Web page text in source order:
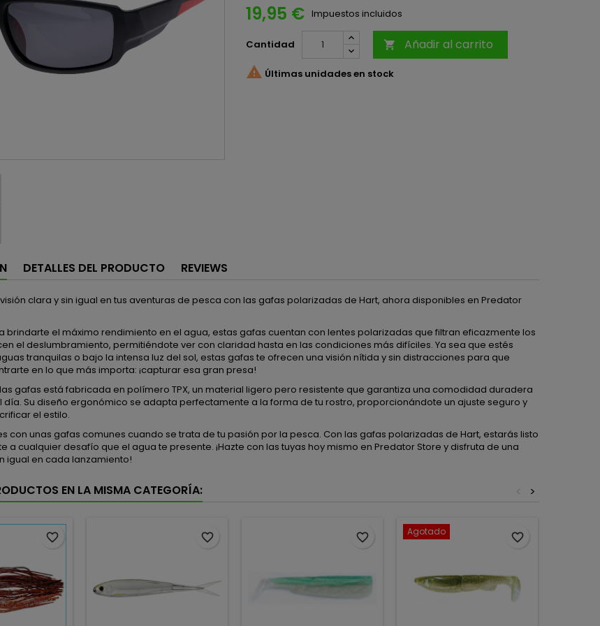
19,95 € Impuestos incluidos
Cantidad  Añadir al carrito
 Últimas unidades en stock
DETALLES DEL PRODUCTO REVIEWS
clara y sin igual en tus aventuras de pesca con las gafas polarizadas de Hart, ahora disponibles en Predator
brindarte el máximo rendimiento en el agua, estas gafas cuentan con lentes polarizadas que filtran eficazmente los
el deslumbramiento, permitiéndote ver con claridad hasta en las condiciones más difíciles. Ya sea que estés
tranquilas o bajo la intensa luz del sol, estas gafas te ofrecen una visión nítida y sin distracciones para que
en lo que más importa: ¡capturar esa gran presa!
gafas está fabricada en polímero TPX, un material ligero pero resistente que garantiza una comodidad duradera
día. Su diseño ergonómico se adapta perfectamente a la forma de tu rostro, proporcionándote un ajuste seguro y
el estilo.
con unas gafas comunes cuando se trata de tu pasión por la pesca. Con las gafas polarizadas de Hart, estarás listo
a cualquier desafío que el agua te presente. ¡Hazte con las tuyas hoy mismo en Predator Store y disfruta de una
igual en cada lanzamiento!
EN LA MISMA CATEGORÍA: >
<
favorite_border favorite_border favorite_border Agotado favorite_border